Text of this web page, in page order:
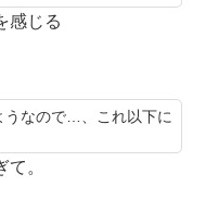
感じる
うなので…、これ以下に
。